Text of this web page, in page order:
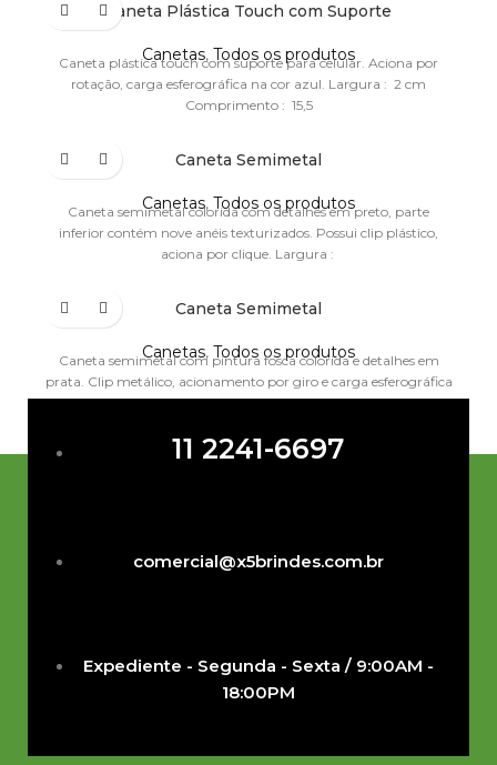
Caneta Plástica Touch com Suporte
Canetas, Todos os produtos
Caneta plástica touch com suporte para celular. Aciona por
rotação, carga esferográfica na cor azul. Largura : 2 cm
Comprimento : 15,5
Caneta Semimetal
Canetas, Todos os produtos
Caneta semimetal colorida com detalhes em preto, parte
inferior contém nove anéis texturizados. Possui clip plástico,
aciona por clique. Largura :
Caneta Semimetal
Canetas, Todos os produtos
Caneta semimetal com pintura fosca colorida e detalhes em
prata. Clip metálico, acionamento por giro e carga esferográfica
azul. Largura :
11 2241-6697
comercial@x5brindes.com.br
Expediente - Segunda - Sexta / 9:00AM -
18:00PM